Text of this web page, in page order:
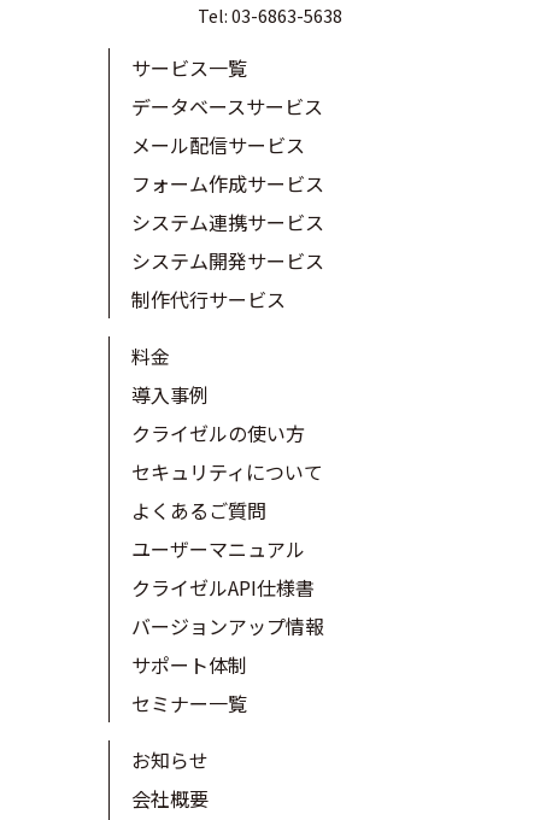
Tel: 03-6863-5638
サービス一覧
データベースサービス
メール配信サービス
フォーム作成サービス
システム連携サービス
システム開発サービス
制作代行サービス
料金
導入事例
クライゼルの使い方
セキュリティについて
よくあるご質問
ユーザーマニュアル
クライゼルAPI仕様書
バージョンアップ情報
サポート体制
セミナー一覧
お知らせ
会社概要